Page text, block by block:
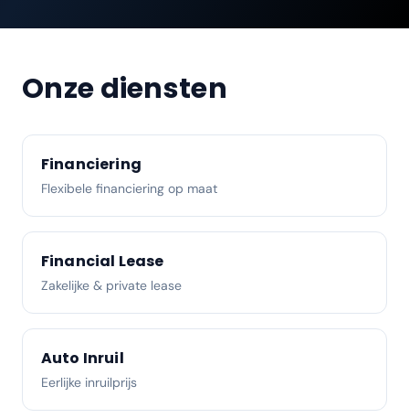
Onze diensten
Financiering
Flexibele financiering op maat
Financial Lease
Zakelijke & private lease
Auto Inruil
Eerlijke inruilprijs